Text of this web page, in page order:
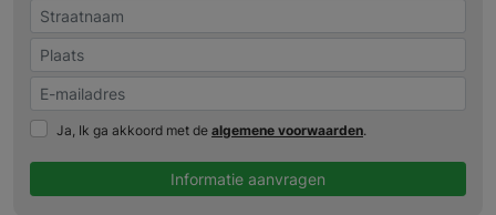
Ja, Ik ga akkoord met de algemene voorwaarden.
Informatie aanvragen